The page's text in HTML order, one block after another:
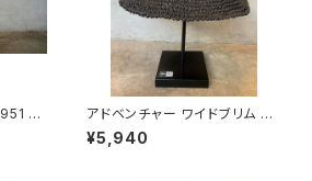
C
アドベンチャー ワイドブリム Pa
per Crochet Hat ブラック
¥5,940